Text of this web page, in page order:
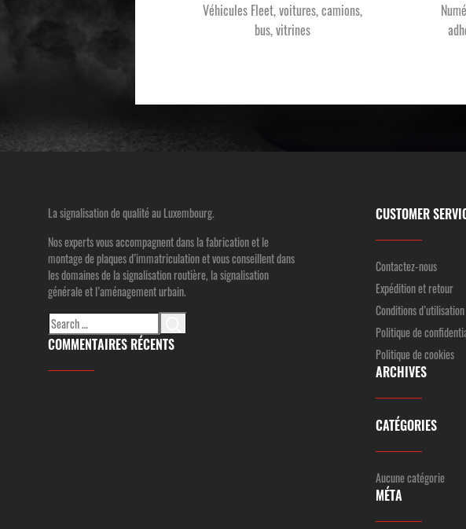
Véhicules Fleet, voitures, camions,
bus, vitrines
La signalisation de qualité au Luxembourg.
Nos experts vous accompagnent dans la fabrication et le
montage de plaques d’immatriculation et vous conseillent dans
les domaines de la signalisation routière, la signalisation
générale et l’aménagement urbain.
Search
for:
COMMENTAIRES RÉCENTS
CUSTOMER
Contactez-nous
Expédition et retour
Conditions d’utilisation
Politique de
Politique de cookies
ARCHIVES
CATÉGORIES
Aucune catégorie
MÉTA